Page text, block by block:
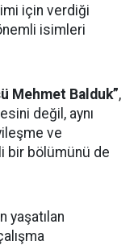
için verdiği
isimleri
Mehmet Balduk”,
değil, aynı
ve
bir bölümünü de
yaşatılan